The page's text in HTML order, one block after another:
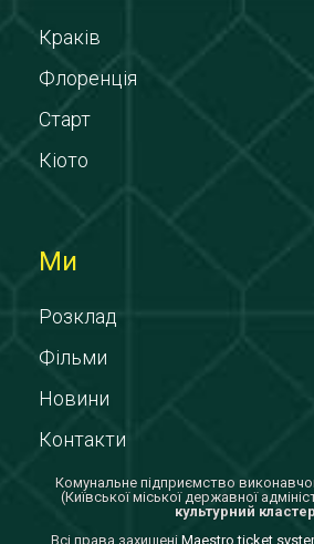
Краків
Флоренція
Старт
Кіото
Ми
Розклад
Фільми
Новини
Контакти
Комунальне підприємство
(Київської міської державної
культурний
Всi права захищенi Maestro ticket